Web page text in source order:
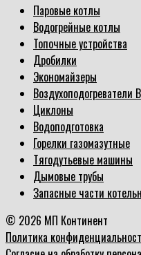
Паровые котлы
Водогрейные котлы
Топочные устройства
Дробилки
Экономайзеры
Воздухоподогреватели
Циклоны
Водоподготовка
Горелки газомазутные
Тягодутьевые машины
Дымовые трубы
Запасные части
© 2026 МП Континент
Политика